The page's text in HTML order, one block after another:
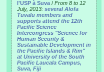
l'USP à Suva / From 8 to 12
July, 2013: several Alofa
Tuvalu members and
supports attend the 12th
Pacific Science
Intercongress "Science for
Human Security &
Sustainable Development in
the Pacific Islands & Rim"
at University of the South
Pacific Laucala Campus,
Suva, Fiji